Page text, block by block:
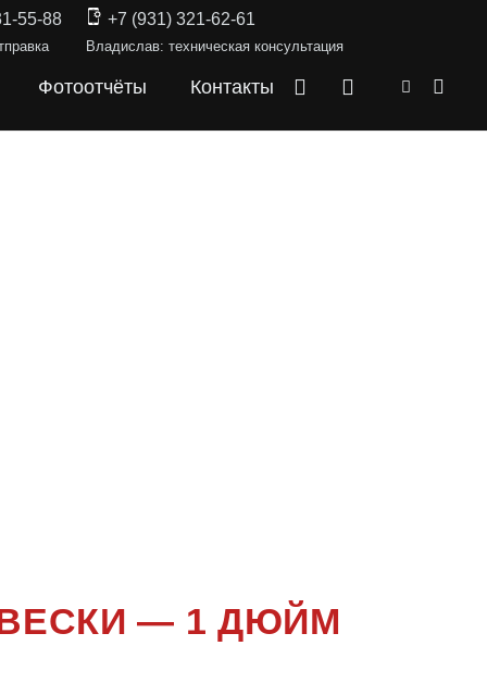
55-88 +7 (931) 321-62-61
Владислав: техническая консультация
Фотоотчёты Контакты
— 1 ДЮЙМ